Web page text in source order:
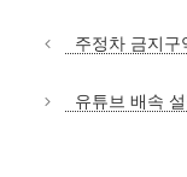
주정차 금지
유튜브 배속